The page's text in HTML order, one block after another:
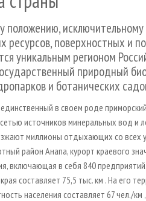
положению,
ресурсов, поверхностных и
уникальным регионом
природный
и ботанических
в своем роде
источников минеральных вод и
миллионы отдыхающих со всех
район Анапа, курорт краевого
включающая в себя 840 предприятий.
составляет 75,5 тыс. км . На его
населения составляет 67 чел./